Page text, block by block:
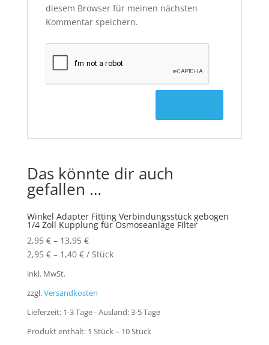
diesem Browser für meinen nächsten
Kommentar speichern.
Das könnte dir auch
gefallen …
Winkel Adapter Fitting Verbindungsstück gebogen
1/4 Zoll Kupplung für Osmoseanlage Filter
2,95 €– 13,95 €
2,95 €– 1,40 €/ Stück
inkl. MwSt.
zzgl.Versandkosten
Lieferzeit: 1-3 Tage - Ausland: 3-5 Tage
Produkt enthält: 1 Stück– 10Stück